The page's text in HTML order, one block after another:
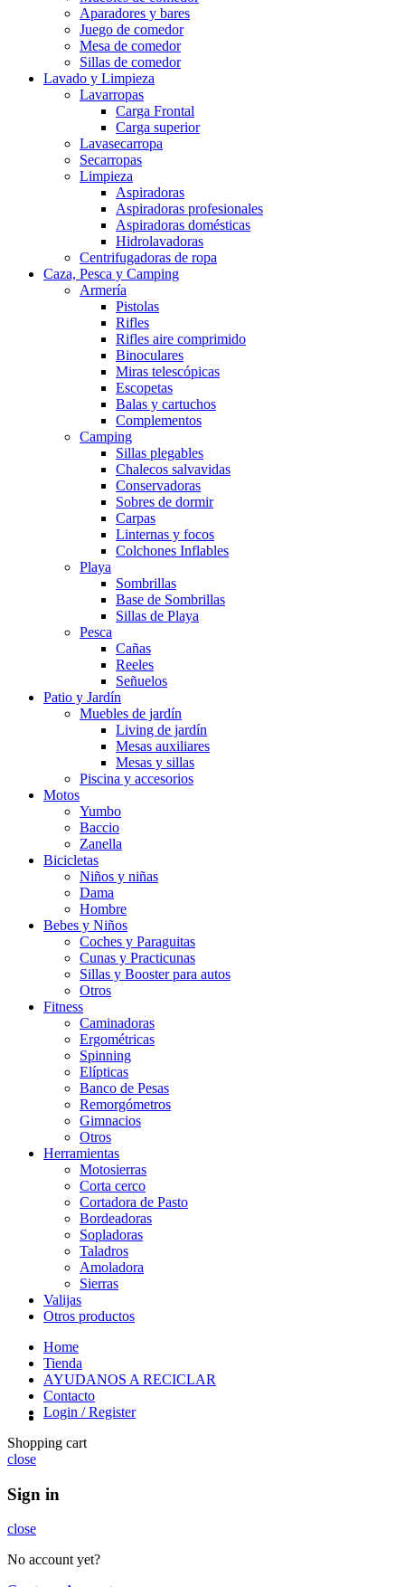
Aparadores y bares
Juego de comedor
Mesa de comedor
Sillas de comedor
Lavado y Limpieza
Lavarropas
Carga Frontal
Carga superior
Lavasecarropa
Secarropas
Limpieza
Aspiradoras
Aspiradoras profesionales
Aspiradoras domésticas
Hidrolavadoras
Centrifugadoras de ropa
Caza, Pesca y Camping
Armería
Pistolas
Rifles
Rifles aire comprimido
Binoculares
Miras telescópicas
Escopetas
Balas y cartuchos
Complementos
Camping
Sillas plegables
Chalecos salvavidas
Conservadoras
Sobres de dormir
Carpas
Linternas y focos
Colchones Inflables
Playa
Sombrillas
Base de Sombrillas
Sillas de Playa
Pesca
Cañas
Reeles
Señuelos
Patio y Jardín
Muebles de jardín
Living de jardín
Mesas auxiliares
Mesas y sillas
Piscina y accesorios
Motos
Yumbo
Baccio
Zanella
Bicicletas
Niños y niñas
Dama
Hombre
Bebes y Niños
Coches y Paraguitas
Cunas y Practicunas
Sillas y Booster para autos
Otros
Fitness
Caminadoras
Ergométricas
Spinning
Elípticas
Banco de Pesas
Remorgómetros
Gimnacios
Otros
Herramientas
Motosierras
Corta cerco
Cortadora de Pasto
Bordeadoras
Sopladoras
Taladros
Amoladora
Sierras
Valijas
Otros productos
Home
Tienda
AYUDANOS A RECICLAR
Contacto
Login / Register
Shopping cart
close
Sign in
close
No account yet?